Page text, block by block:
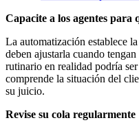
Capacite a los agentes para
La automatización establece
deben ajustarla cuando
rutinario en realidad podría
comprende la situación del
su juicio.
Revise su cola regularmente